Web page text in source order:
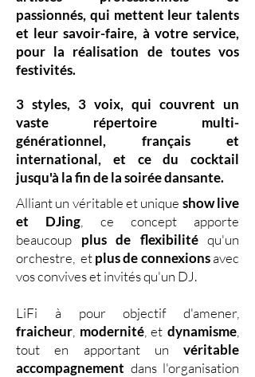
passionnés, qui mettent leur talents
et leursavoir-faire, à votre service,
pour la réalisation de toutes vos
festivités.
3 styles, 3 voix, qui couvrent un
vaste répertoire multi-
générationnel,
français et
international, et ce du cocktail
jusqu'à la fin de la soirée dansante.
Alliant un véritable et unique show live
et DJing
ce concept apporte
beaucoup plus de flexibilitéqu'un
orchestre, etplus de connexionsavec
vos convives et invités qu'un DJ.
LiFi à pour objectif d'amener,
fraicheur modernité, etdynamisme
tout en apportant un véritable
accompagnement dans l'organisation